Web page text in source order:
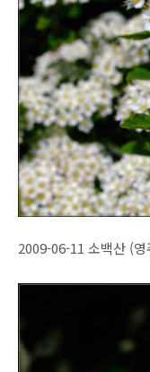
2009-06-11 소백산 (영